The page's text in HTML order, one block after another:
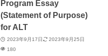
Program Essay
(Statement of Purpose)
for ALT
2023年9月17日
2023年9月25日
180